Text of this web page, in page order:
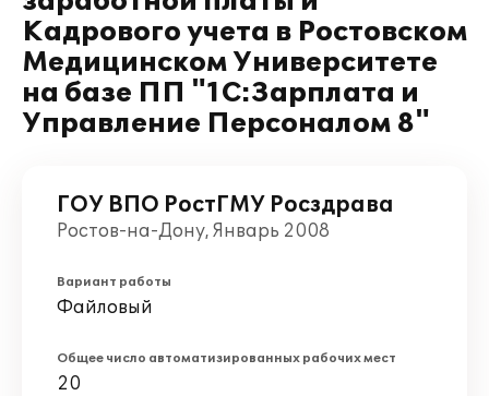
Кадрового учета в Ростовском
Медицинском Университете
на базе ПП "1С:Зарплата и
Управление Персоналом 8"
ГОУ ВПО РостГМУ Росздрава
Ростов-на-Дону, Январь 2008
Вариант работы
Файловый
Общее число автоматизированных рабочих мест
20